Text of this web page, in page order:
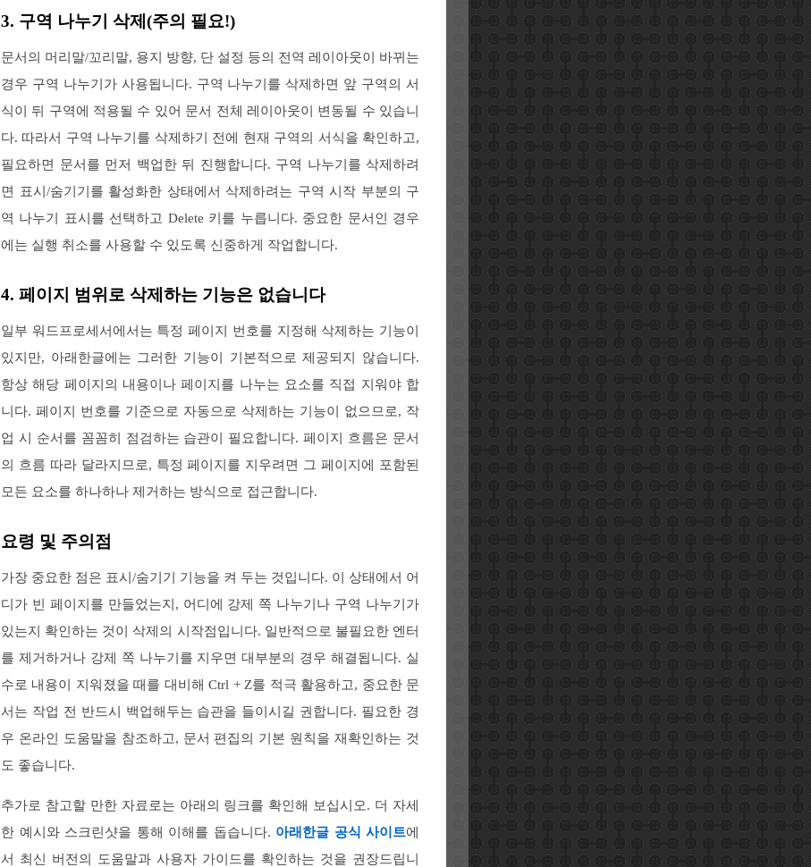
3. 구역 나누기 삭제(주의 필요!)
문서의 머리말/꼬리말, 용지 방향, 단 설정 등의 전역 레이아웃이 바뀌는
경우 구역 나누기가 사용됩니다. 구역 나누기를 삭제하면 앞 구역의 서
식이 뒤 구역에 적용될 수 있어 문서 전체 레이아웃이 변동될 수 있습니
다. 따라서 구역 나누기를 삭제하기 전에 현재 구역의 서식을 확인하고,
필요하면 문서를 먼저 백업한 뒤 진행합니다. 구역 나누기를 삭제하려
면 표시/숨기기를 활성화한 상태에서 삭제하려는 구역 시작 부분의 구
역 나누기 표시를 선택하고 Delete 키를 누릅니다. 중요한 문서인 경우
에는 실행 취소를 사용할 수 있도록 신중하게 작업합니다.
4. 페이지 범위로 삭제하는 기능은 없습니다
일부 워드프로세서에서는 특정 페이지 번호를 지정해 삭제하는 기능이
있지만, 아래한글에는 그러한 기능이 기본적으로 제공되지 않습니다.
항상 해당 페이지의 내용이나 페이지를 나누는 요소를 직접 지워야 합
니다. 페이지 번호를 기준으로 자동으로 삭제하는 기능이 없으므로, 작
업 시 순서를 꼼꼼히 점검하는 습관이 필요합니다. 페이지 흐름은 문서
의 흐름 따라 달라지므로, 특정 페이지를 지우려면 그 페이지에 포함된
모든 요소를 하나하나 제거하는 방식으로 접근합니다.
요령 및 주의점
가장 중요한 점은 표시/숨기기 기능을 켜 두는 것입니다. 이 상태에서 어
디가 빈 페이지를 만들었는지, 어디에 강제 쪽 나누기나 구역 나누기가
있는지 확인하는 것이 삭제의 시작점입니다. 일반적으로 불필요한 엔터
를 제거하거나 강제 쪽 나누기를 지우면 대부분의 경우 해결됩니다. 실
수로 내용이 지워졌을 때를 대비해 Ctrl + Z를 적극 활용하고, 중요한 문
서는 작업 전 반드시 백업해두는 습관을 들이시길 권합니다. 필요한 경
우 온라인 도움말을 참조하고, 문서 편집의 기본 원칙을 재확인하는 것
도 좋습니다.
추가로 참고할 만한 자료로는 아래의 링크를 확인해 보십시오. 더 자세
한 예시와 스크린샷을 통해 이해를 돕습니다. 아래한글 공식 사이트에
서 최신 버전의 도움말과 사용자 가이드를 확인하는 것을 권장드립니